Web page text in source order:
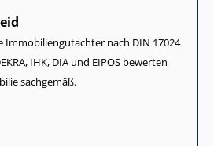
Im­mo­bi­li­en­gut­ach­ter nach DIN 17024
IHK, DIA und EIPOS bewerten
sachgemäß.